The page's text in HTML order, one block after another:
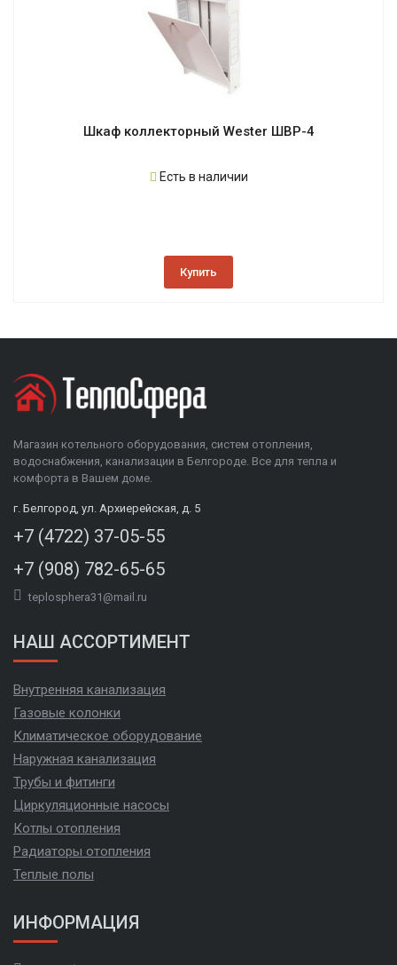
Шкаф коллекторный Wester ШВР-4
Есть в наличии
Купить
Магазин котельного оборудования, систем отопления,
водоснабжения, канализации в Белгороде. Все для тепла и
комфорта в Вашем доме.
г. Белгород, ул. Архиерейская, д. 5
+7 (4722) 37-05-55
+7 (908) 782-65-65
teplosphera31@mail.ru
НАШ АССОРТИМЕНТ
Внутренняя канализация
Газовые колонки
Климатическое оборудование
Наружная канализация
Трубы и фитинги
Циркуляционные насосы
Котлы отопления
Радиаторы отопления
Теплые полы
ИНФОРМАЦИЯ